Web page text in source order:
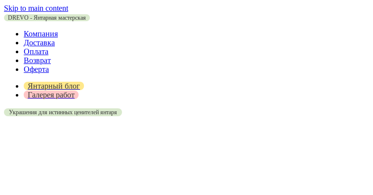
Skip to main content
DREVO - Янтарная мастерская
Компания
Доставка
Оплата
Возврат
Оферта
Янтарный блог
Галерея работ
Украшения для истинных ценителей янтаря